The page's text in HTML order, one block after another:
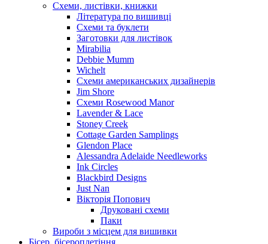
Схеми, листівки, книжки
Література по вишивці
Схеми та буклети
Заготовки для листівок
Mirabilia
Debbie Mumm
Wichelt
Схеми американських дизайнерів
Jim Shore
Cхеми Rosewood Manor
Lavender & Lace
Stoney Creek
Cottage Garden Samplings
Glendon Place
Alessandra Adelaide Needleworks
Ink Circles
Blackbird Designs
Just Nan
Вікторія Попович
Друковані схеми
Паки
Вироби з місцем для вишивки
Бісер, бісероплетіння